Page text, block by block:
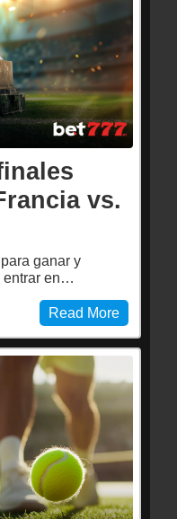
vs.
ganar y
entrar en…
Read More